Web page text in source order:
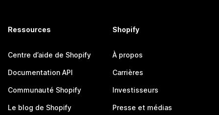
Ressources
Centre d’aide de Shopify
Documentation API
Communauté Shopify
Le blog de Shopify
Shopify
À propos
Carrières
Investisseurs
Presse et médias